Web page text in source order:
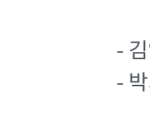
-
-